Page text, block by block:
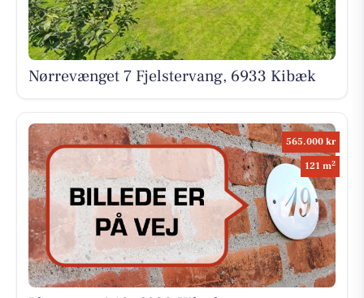
Nørrevænget 7 Fjelstervang, 6933 Kibæk
565.000 kr
121 m2